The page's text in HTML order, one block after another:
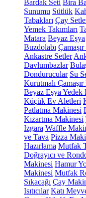
Bardak Seti Bira
Sunumu Sütlük
Tabakları Çay
Yemek Takımları
Matara Beyaz Eşya
Buzdolabı
Ankastre Setler
Davlumbazlar
Dondurucular Su
Kurutmalı
Beyaz Eşya Yedek
Küçük Ev Aletleri
Patlatma Makinesi
Kızartma Makinesi
Izgara Waffle
ve Tava Pizza
Hazırlama Mutfak
Doğrayıcı ve
Makinesi Hamur
Makinesi Mutfak
Sıkacağı Çay
Isıtıcılar Katı